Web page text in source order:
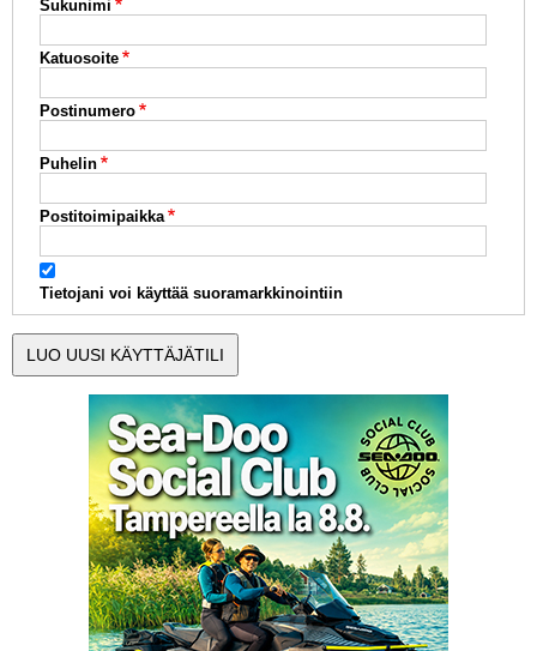
Sukunimi
Katuosoite
Postinumero
Puhelin
Postitoimipaikka
Tietojani voi käyttää suoramarkkinointiin